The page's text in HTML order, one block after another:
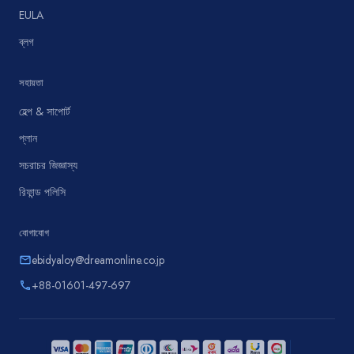
EULA
ব্লগ
সহায়তা
হেল্প & সাপোর্ট
প্লান
সচরাচর জিজ্ঞাস্য
রিফান্ড পলিসি
যোগাযোগ
emailebidyaloy@dreamonline.co.jp
phone+88-01601-497-697